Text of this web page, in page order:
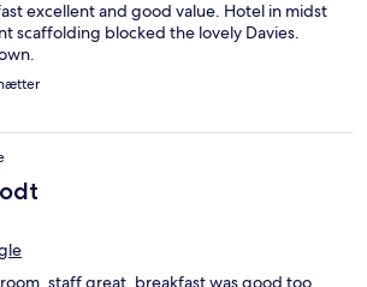
excellent and good value. Hotel in midst
scaffolding blocked the lovely Davies.
staff great, breakfast was good too.